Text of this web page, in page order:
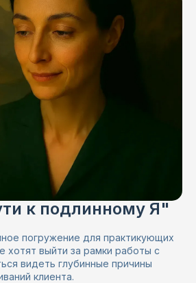
к подлинному Я"
погружение для практикующих
хотят выйти за рамки работы с
видеть глубинные причины
клиента.